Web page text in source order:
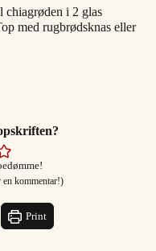
chiagrøden i 2 glas
med rugbrødsknas eller
en kommentar!)
Print